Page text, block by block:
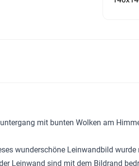
mit bunten Wolken am
wunderschöne Leinwandbild wurde
Leinwand sind mit dem Bildrand